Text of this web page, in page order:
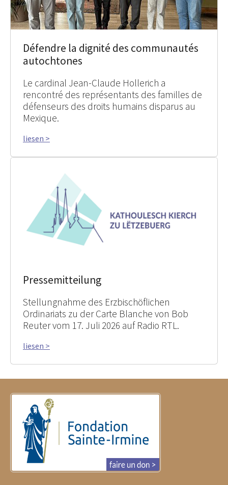
Défendre la dignité des communautés
autochtones
Le cardinal Jean-Claude Hollerich a
rencontré des représentants des familles de
défenseurs des droits humains disparus au
Mexique.
liesen >
Pressemitteilung
Stellungnahme des Erzbischöflichen
Ordinariats zu der Carte Blanche von Bob
Reuter vom 17. Juli 2026 auf Radio RTL.
liesen >